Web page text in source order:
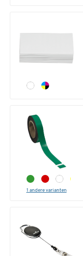
1 andere varianten